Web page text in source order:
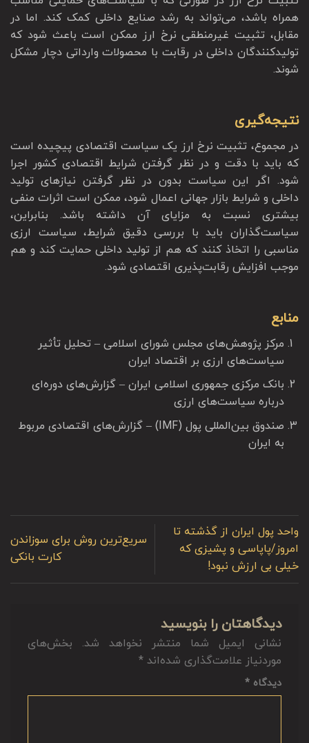
همراه باشد، می‌تواند به رشد صنایع داخلی کمک کند. اما در
مقابل، تثبیت غیرمنطقی نرخ ارز ممکن است باعث شود که
تولیدکنندگان داخلی در رقابت با محصولات وارداتی دچار مشکل
شوند.
نتیجه‌گیری
در مجموع، تثبیت نرخ ارز یک سیاست اقتصادی پیچیده است
که باید با دقت و در نظر گرفتن شرایط اقتصادی کشور اجرا
شود. اگر این سیاست بدون در نظر گرفتن نیازهای تولید
داخلی و شرایط بازار جهانی اعمال شود، ممکن است اثرات منفی
بیشتری نسبت به مزایای آن داشته باشد. بنابراین،
سیاست‌گذاران باید با بررسی دقیق شرایط، سیاست ارزی
مناسبی را اتخاذ کنند که هم از تولید داخلی حمایت کند و هم
موجب افزایش رقابت‌پذیری اقتصادی شود.
منابع
مرکز پژوهش‌های مجلس شورای اسلامی – تحلیل تأثیر
سیاست‌های ارزی بر اقتصاد ایران
بانک مرکزی جمهوری اسلامی ایران – گزارش‌های دوره‌ای
درباره سیاست‌های ارزی
صندوق بین‌المللی پول (IMF) – گزارش‌های اقتصادی مربوط
به ایران
واحد پول ایران از گذشته تا
امروز/پاپاسی و پشیزی که
خیلی بی ارزش نبود!
سریع‌ترین روش برای سوزاندن
کارت بانکی
دیدگاهتان را بنویسید
نشانی ایمیل شما منتشر نخواهد شد.
بخش‌های
موردنیاز علامت‌گذاری شده‌اند *
دیدگاه *